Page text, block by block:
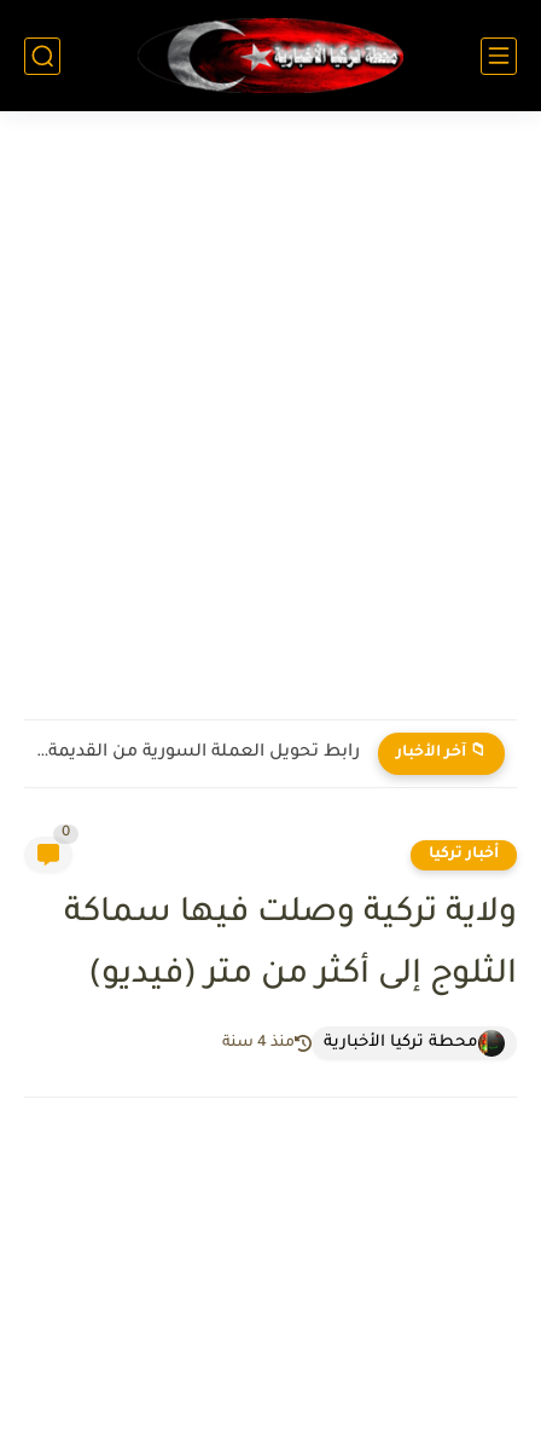
📁 آخر الأخبار رابط تحويل العملة السورية من القديمة إلى الجديدة 2026
أخبار تركيا
0
ولاية تركية وصلت فيها سماكة
الثلوج إلى أكثر من متر (فيديو)
محطة تركيا الأخبارية منذ 4 سنة